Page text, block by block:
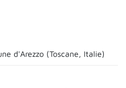
d'Arezzo (Toscane, Italie)